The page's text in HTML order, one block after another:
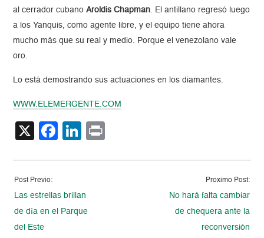
al cerrador cubanoAroldis Chapman. El antillano regresó luego
a los Yanquis, como agente libre, y el equipo tiene ahora
mucho más que su real y medio. Porque el venezolano vale
oro.
Lo está demostrando sus actuaciones en los diamantes.
WWW.ELEMERGENTE.COM
X Facebook
LinkedIn
Post Previo:
Las estrellas brillan
de día en el Parque
del Este
Proximo Post:
No hará falta cambiar
de chequera ante la
reconversión